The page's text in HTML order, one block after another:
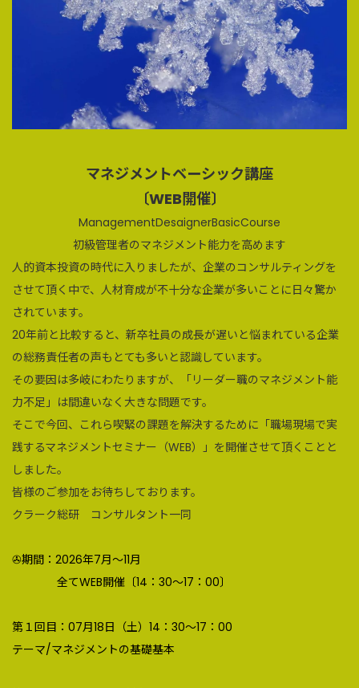
マネジメントベーシック講座
〔WEB開催〕
ManagementDesaignerBasicCourse
初級管理者のマネジメント能力を高めます
人的資本投資の時代に入りましたが、企業のコンサルティングを
させて頂く中で、人材育成が不十分な企業が多いことに日々驚か
されています。
20年前と比較すると、新卒社員の成長が遅いと悩まれている企業
の総務責任者の声もとても多いと認識しています。
その要因は多岐にわたりますが、「リーダー職のマネジメント能
力不足」は間違いなく大きな問題です。
そこで今回、これら喫緊の課題を解決するために「職場現場で実
践するマネジメントセミナー（WEB）」を開催させて頂くことと
しました。
皆様のご参加をお待ちしております。
クラーク総研 コンサルタント一同
✇期間：2026年7月～11月
全てWEB開催〔14：30～17：00〕
第１回目：07月18日（土）14：30～17：00
テーマ/マネジメントの基礎基本